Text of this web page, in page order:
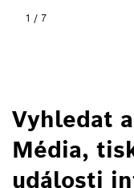
1 / 7
Vyhledat
Média,
události